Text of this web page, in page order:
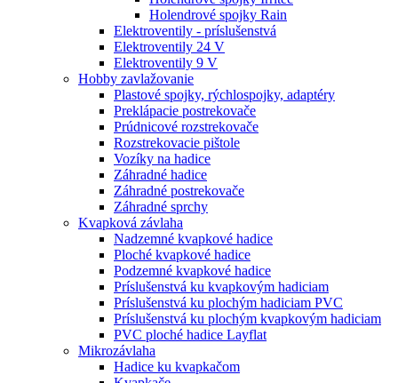
Holendrové spojky Rain
Elektroventily - príslušenstvá
Elektroventily 24 V
Elektroventily 9 V
Hobby zavlažovanie
Plastové spojky, rýchlospojky, adaptéry
Preklápacie postrekovače
Prúdnicové rozstrekovače
Rozstrekovacie pištole
Vozíky na hadice
Záhradné hadice
Záhradné postrekovače
Záhradné sprchy
Kvapková závlaha
Nadzemné kvapkové hadice
Ploché kvapkové hadice
Podzemné kvapkové hadice
Príslušenstvá ku kvapkovým hadiciam
Príslušenstvá ku plochým hadiciam PVC
Príslušenstvá ku plochým kvapkovým hadiciam
PVC ploché hadice Layflat
Mikrozávlaha
Hadice ku kvapkačom